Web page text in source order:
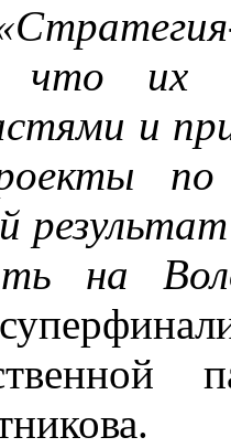
что
и
на